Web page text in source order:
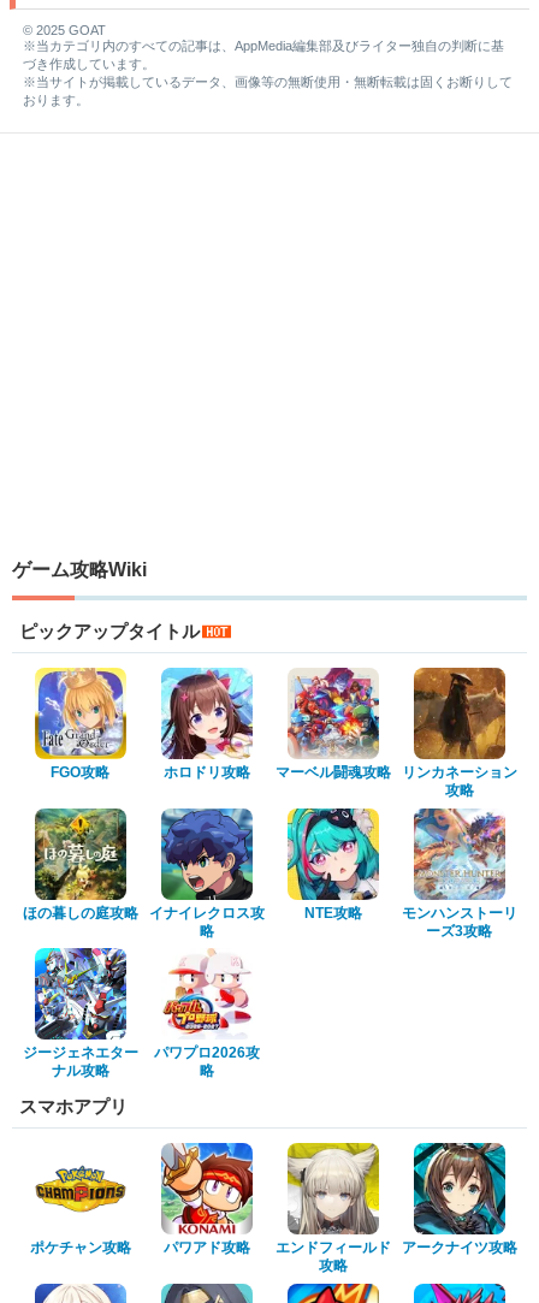
© 2025 GOAT
※当カテゴリ内のすべての記事は、AppMedia編集部及びライター独自の判断に基
づき作成しています。
※当サイトが掲載しているデータ、画像等の無断使用・無断転載は固くお断りして
おります。
ゲーム攻略Wiki
ピックアップタイトル
FGO攻略 ホロドリ攻略 マーベル闘魂攻略
リンカネーション
攻略
ほの暮しの庭攻略
イナイレクロス攻
略
NTE攻略
モンハンストーリ
ーズ3攻略
ジージェネエター
ナル攻略
パワプロ2026攻
略
スマホアプリ
ポケチャン攻略 パワアド攻略
エンドフィールド
攻略
アークナイツ攻略